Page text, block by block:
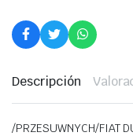
Descripción
/PRZESUWNYCH/FIAT